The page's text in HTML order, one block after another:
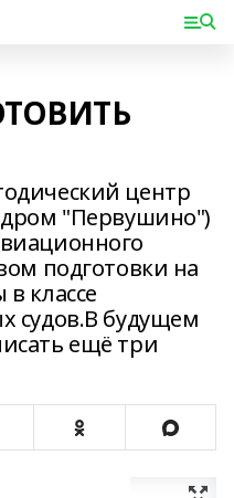
центр
"Первушино")
подготовки на
классе
судов.В будущем
ещё три